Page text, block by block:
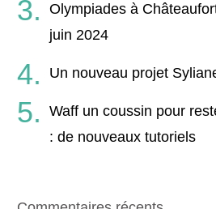
Olympiades à
juin 2024
Un nouveau projet
Waff un coussin pour
: de nouveaux tutoriels